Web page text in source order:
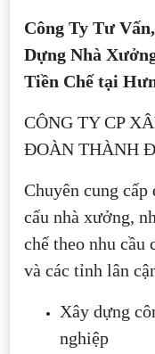
Công Ty Tư
Dựng Nhà
Tiền Chế tại
CÔNG TY CP
ĐOÀN THÀNH
Chuyên cung
cấu nhà xưởng,
chế theo nhu cầu
và các tỉnh lân
Xây dựng
nghiệp